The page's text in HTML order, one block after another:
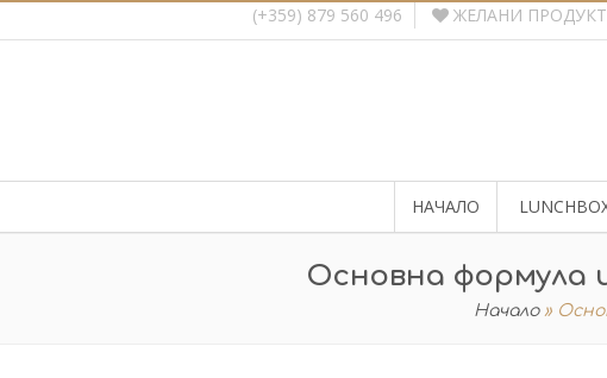
(+359) 879 560 496 ЖЕЛАНИ
НАЧАЛО
Основна формула
Начало »